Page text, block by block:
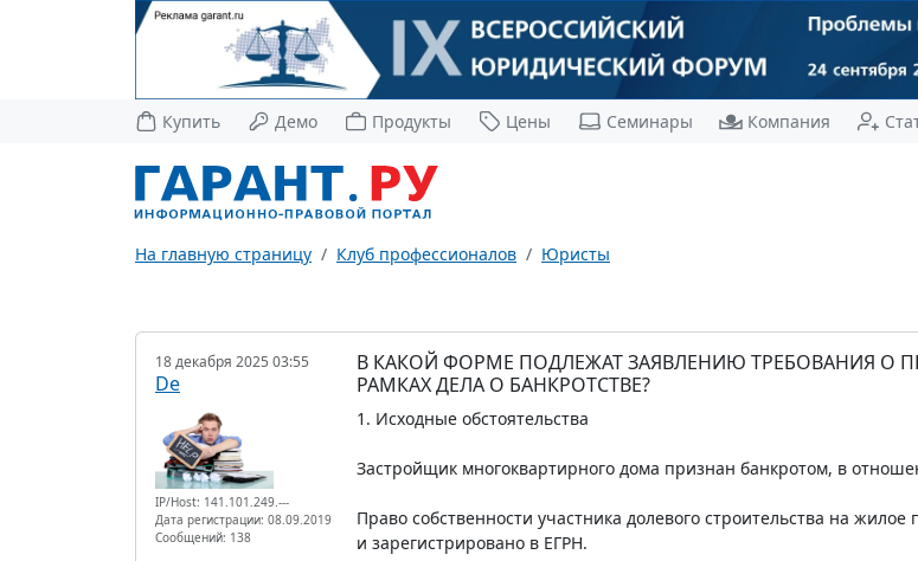
Купить Демо Продукты Цены Семинары Компания
На главную страницу Клуб профессионалов Юристы
18 декабря 2025 03:55
De
IP/Host: 141.101.249.---
Дата регистрации: 08.09.2019
Сообщений: 138
В КАКОЙ ФОРМЕ ПОДЛЕЖАТ ЗАЯВЛЕНИЮ ТРЕБОВАНИЯ О
РАМКАХ ДЕЛА О БАНКРОТСТВЕ?
1. Исходные обстоятельства
Застройщик многоквартирного дома признан банкротом, в
Право собственности участника долевого строительства на
и зарегистрировано в ЕГРН.